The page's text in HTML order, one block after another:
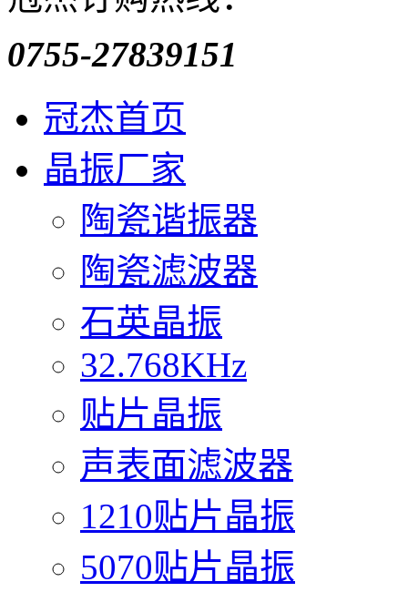
0755-27839151
冠杰首页
晶振厂家
陶瓷谐振器
陶瓷滤波器
石英晶振
32.768KHz
贴片晶振
声表面滤波器
1210贴片晶振
5070贴片晶振